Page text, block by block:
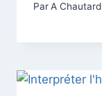
ParA Chautard